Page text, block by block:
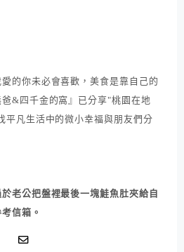
的你未必會喜歡，美食是靠自己的
&四千金的窩』已分享"桃園在地
平凡生活中的微小幸福與朋友們分
老公把盤裡最後一塊鮭魚肚夾給自
信箱。